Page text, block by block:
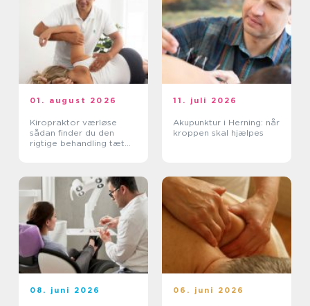
01. august 2026
Kiropraktor værløse
sådan finder du den
rigtige behandling tæt
11. juli 2026
Akupunktur i Herning: når
kroppen skal hjælpes
08. juni 2026 06. juni 2026